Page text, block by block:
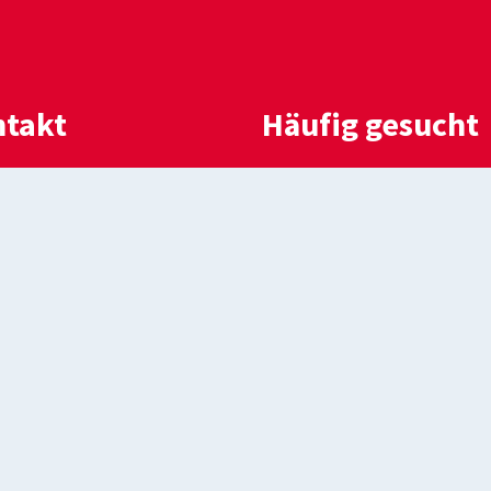
Häufig gesucht